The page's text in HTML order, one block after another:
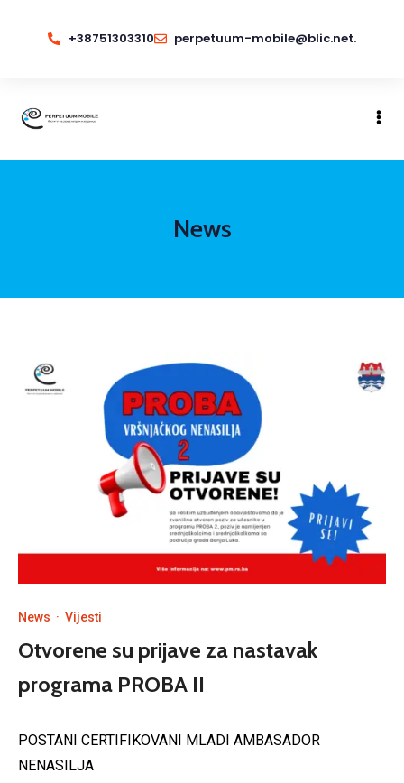
+38751303310 perpetuum-mobile@blic.net.
News
News · Vijesti
Otvorene su prijave za nastavak
programa PROBA II
POSTANI CERTIFIKOVANI MLADI AMBASADOR
NENASILJA